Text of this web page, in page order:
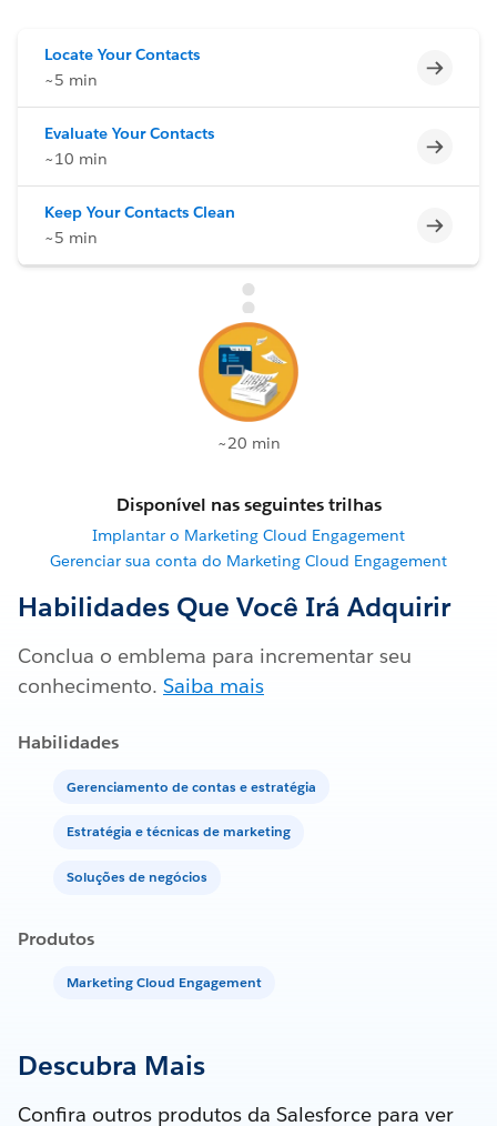
Locate Your Contacts
~5 min
Evaluate Your Contacts
~10 min
Keep Your Contacts Clean
~5 min
~20 min
Disponível nas seguintes trilhas
Implantar o Marketing Cloud Engagement
Gerenciar sua conta do Marketing Cloud Engagement
Habilidades Que Você Irá Adquirir
Conclua o emblema para incrementar seu
conhecimento. Saiba mais
Habilidades
Gerenciamento de contas e estratégia
Estratégia e técnicas de marketing
Soluções de negócios
Produtos
Marketing Cloud Engagement
Descubra Mais
Confira outros produtos da Salesforce para ver